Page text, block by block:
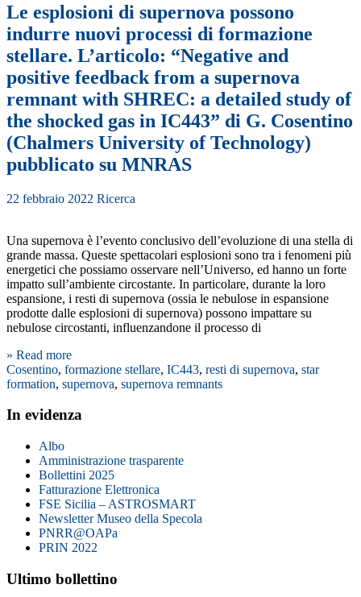
Le esplosioni di supernova possono
indurre nuovi processi di formazione
stellare. L’articolo: “Negative and
positive feedback from a supernova
remnant with SHREC: a detailed study of
the shocked gas in IC443” di G. Cosentino
(Chalmers University of Technology)
pubblicato su MNRAS
22 febbraio 2022 Ricerca
Una supernova è l’evento conclusivo dell’evoluzione di una stella di
grande massa. Queste spettacolari esplosioni sono tra i fenomeni più
energetici che possiamo osservare nell’Universo, ed hanno un forte
impatto sull’ambiente circostante. In particolare, durante la loro
espansione, i resti di supernova (ossia le nebulose in espansione
prodotte dalle esplosioni di supernova) possono impattare su
nebulose circostanti, influenzandone il processo di
» Read more
Cosentino, formazione stellare, IC443, resti di supernova, star
formation, supernova, supernova remnants
In evidenza
Albo
Amministrazione trasparente
Bollettini 2025
Fatturazione Elettronica
FSE Sicilia – ASTROSMART
Newsletter Museo della Specola
PNRR@OAPa
PRIN 2022
Ultimo bollettino